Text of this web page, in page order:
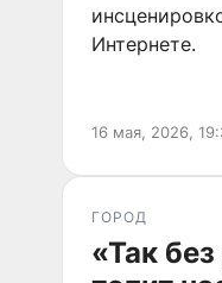
Интернете.
16 мая, 2026,
ГОРОД
«Так